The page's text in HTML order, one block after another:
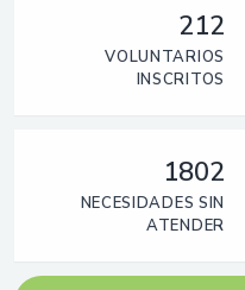
212
VOLUNTARIOS
INSCRITOS
1802
NECESIDADES SIN
ATENDER